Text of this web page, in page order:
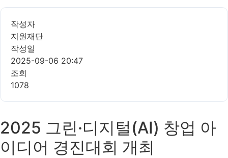
작성자
지원재단
작성일
2025-09-06 20:47
조회
1078
2025 그린·디지털(AI) 창업 아
이디어 경진대회 개최